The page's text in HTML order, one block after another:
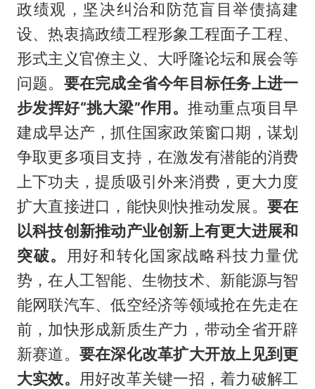
政绩观，坚决纠治和防范盲目举债搞建
设、热衷搞政绩工程形象工程面子工程、
形式主义官僚主义、大呼隆论坛和展会等
问题。 要在完成全省今年目标任务上进一
步发挥好“挑大梁”作用。推动重点项目早
建成早达产，抓住国家政策窗口期，谋划
争取更多项目支持，在激发有潜能的消费
上下功夫，提质吸引外来消费，更大力度
扩大直接进口，能快则快推动发展。 要在
以科技创新推动产业创新上有更大进展和
突破。 用好和转化国家战略科技力量优
势，在人工智能、生物技术、新能源与智
能网联汽车、低空经济等领域抢在先走在
前，加快形成新质生产力，带动全省开辟
新赛道。 要在深化改革扩大开放上见到更
大实效。 用好改革关键一招，着力破解工